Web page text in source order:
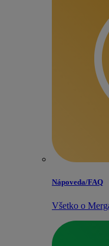
Nápoveda/​FAQ
Všetko o